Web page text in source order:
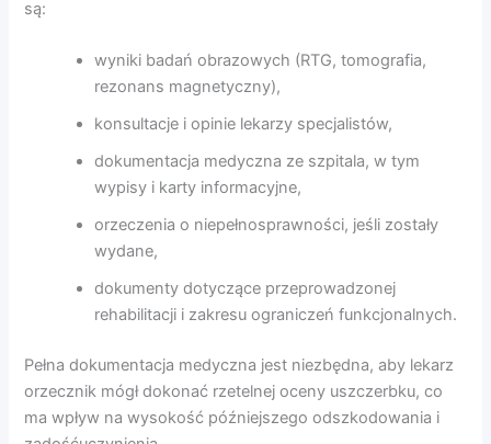
są:
wyniki badań obrazowych (RTG, tomografia,
rezonans magnetyczny),
konsultacje i opinie lekarzy specjalistów,
dokumentacja medyczna ze szpitala, w tym
wypisy i karty informacyjne,
orzeczenia o niepełnosprawności, jeśli zostały
wydane,
dokumenty dotyczące przeprowadzonej
rehabilitacji i zakresu ograniczeń funkcjonalnych.
Pełna dokumentacja medyczna jest niezbędna, aby lekarz
orzecznik mógł dokonać rzetelnej oceny uszczerbku, co
ma wpływ na wysokość późniejszego odszkodowania i